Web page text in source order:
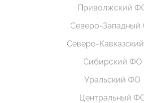
Приволжский
Северо-
Северо-
Сибирский ФО
Уральский ФО
Центральный